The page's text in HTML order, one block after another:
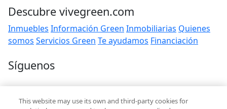
Descubre vivegreen.com
Inmuebles Información Green Inmobiliarias Quienes
somos Servicios Green Te ayudamos Financiación
Síguenos
Contacto
This website may use its own and third-party cookies for